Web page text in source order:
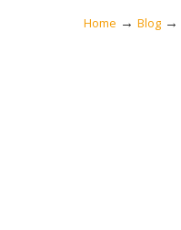
Home → Blog →